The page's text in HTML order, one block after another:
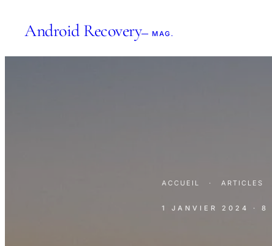
Android Recovery— MAG.
ACCUEIL · ARTICLES
1 JANVIER 2024 · 8